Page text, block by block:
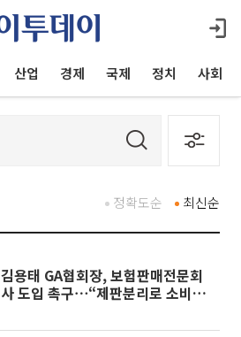
산업 경제 국제 정치 사회
최신순
정확도순
김용태 GA협회장, 보험판매전문회
사 도입 촉구⋯“제판분리로 소비자